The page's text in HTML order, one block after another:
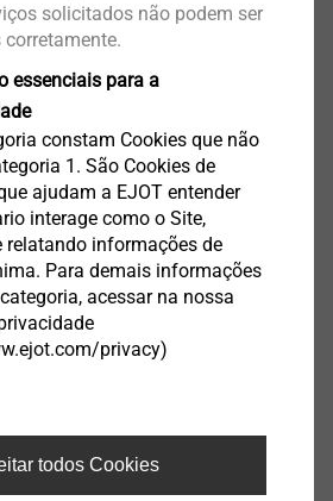
JF3-2-5.5
Exibir produto
JT3-6-5.5
Exibir produto
solicitados não podem ser
essenciais para a
constam Cookies que não
1. São Cookies de
ajudam a EJOT entender
interage como o Site,
relatando informações de
Para demais informações
acessar na nossa
privacy)
todos Cookies